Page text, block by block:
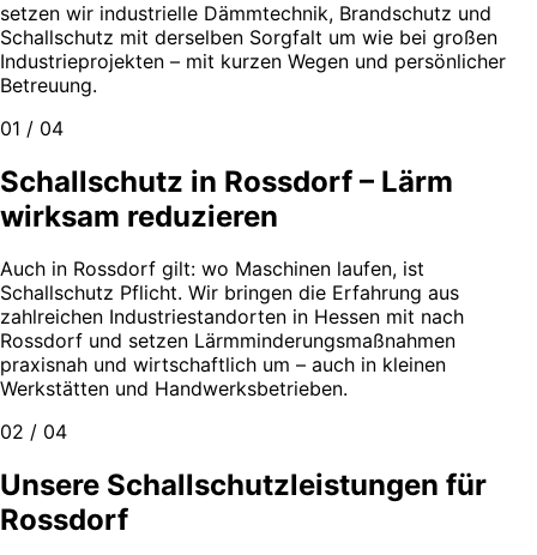
setzen wir industrielle Dämmtechnik, Brandschutz und
Schallschutz mit derselben Sorgfalt um wie bei großen
Industrieprojekten – mit kurzen Wegen und persönlicher
Betreuung.
01 / 04
Schallschutz in Rossdorf – Lärm
wirksam reduzieren
Auch in Rossdorf gilt: wo Maschinen laufen, ist
Schallschutz Pflicht. Wir bringen die Erfahrung aus
zahlreichen Industriestandorten in Hessen mit nach
Rossdorf und setzen Lärmminderungsmaßnahmen
praxisnah und wirtschaftlich um – auch in kleinen
Werkstätten und Handwerksbetrieben.
02 / 04
Unsere Schallschutzleistungen für
Rossdorf